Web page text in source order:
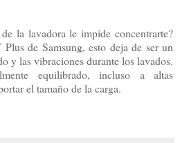
la lavadora le impide concentrarte?
de Samsung, esto deja de ser un
y las vibraciones durante los lavados.
equilibrado, incluso a altas
el tamaño de la carga.